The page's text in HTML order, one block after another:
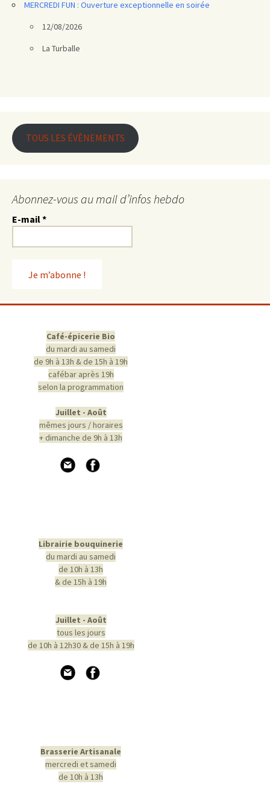
MERCREDI FUN : Ouverture exceptionnelle en soirée
12/08/2026
La Turballe
TOUS LES ÉVÈNEMENTS
Abonnez-vous au mail d’infos hebdo
E-mail*
Café-épicerie Bio
du mardi au samedi
de 9h à 13h & de 15h à 19h
cafébar après 19h
selon la programmation
Juillet - Août
mêmes jours / horaires
+ dimanche de 9h à 13h
Librairie bouquinerie
du mardi au samedi
de 10h à 13h
& de 15h à 19h
Juillet - Août
tous les jours
de 10h à 12h30 & de 15h à 19h
Brasserie Artisanale
mercredi et samedi
de 10h à 13h